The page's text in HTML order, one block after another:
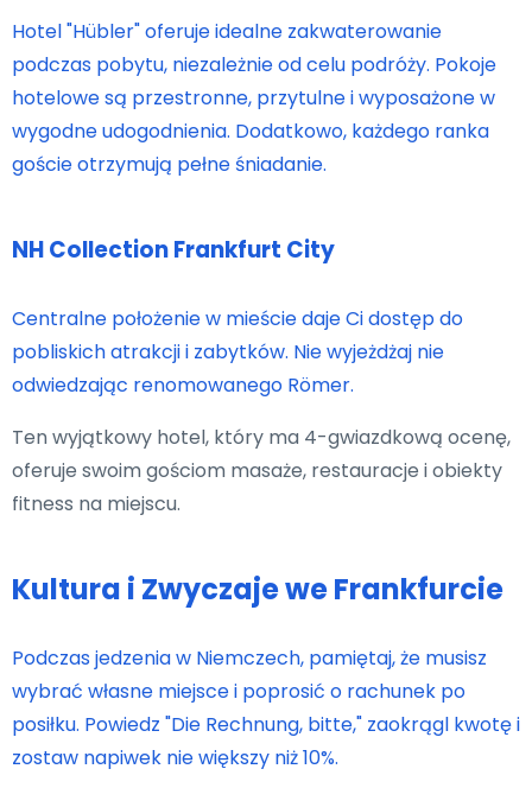
Hotel "Hübler" oferuje idealne zakwaterowanie
podczas pobytu, niezależnie od celu podróży. Pokoje
hotelowe są przestronne, przytulne i wyposażone w
wygodne udogodnienia. Dodatkowo, każdego ranka
goście otrzymują pełne śniadanie.
NH Collection Frankfurt City
Centralne położenie w mieście daje Ci dostęp do
pobliskich atrakcji i zabytków. Nie wyjeżdżaj nie
odwiedzając renomowanego Römer.
Ten wyjątkowy hotel, który ma 4-gwiazdkową ocenę,
oferuje swoim gościom masaże, restauracje i obiekty
fitness na miejscu.
Kultura i Zwyczaje we Frankfurcie
Podczas jedzenia w Niemczech, pamiętaj, że musisz
wybrać własne miejsce i poprosić o rachunek po
posiłku. Powiedz "Die Rechnung, bitte," zaokrągl kwotę i
zostaw napiwek nie większy niż 10%.